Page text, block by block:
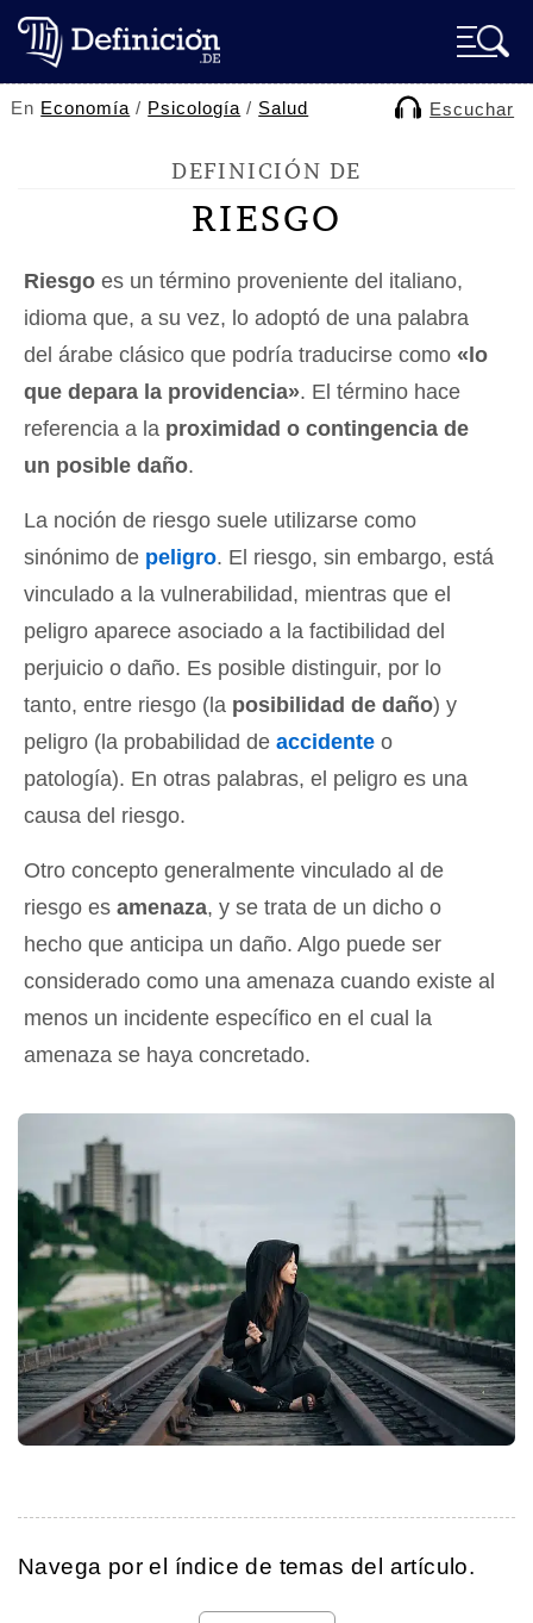
En Economía / Psicología / Salud Escuchar
DEFINICIÓN DE
RIESGO
Riesgo es un término proveniente del italiano,
idioma que, a su vez, lo adoptó de una palabra
del árabe clásico que podría traducirse como «lo
que depara la providencia». El término hace
referencia a la proximidad o contingencia de
un posible daño.
La noción de riesgo suele utilizarse como
sinónimo de peligro. El riesgo, sin embargo, está
vinculado a la vulnerabilidad, mientras que el
peligro aparece asociado a la factibilidad del
perjuicio o daño. Es posible distinguir, por lo
tanto, entre riesgo (la posibilidad de daño) y
peligro (la probabilidad de accidente o
patología). En otras palabras, el peligro es una
causa del riesgo.
Otro concepto generalmente vinculado al de
riesgo es amenaza, y se trata de un dicho o
hecho que anticipa un daño. Algo puede ser
considerado como una amenaza cuando existe al
menos un incidente específico en el cual la
amenaza se haya concretado.
Navega por el índice de temas del artículo.